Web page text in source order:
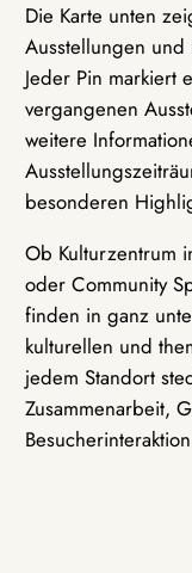
Die Karte unten
Ausstellungen
Jeder Pin markiert
vergangenen
weitere
besonderen
Ob Kulturzentrum
oder Community
finden in ganz
kulturellen und
jedem Standort
Zusammenarbeit,